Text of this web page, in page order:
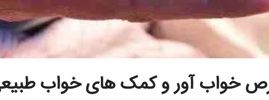
خواب آور و کمک های خواب